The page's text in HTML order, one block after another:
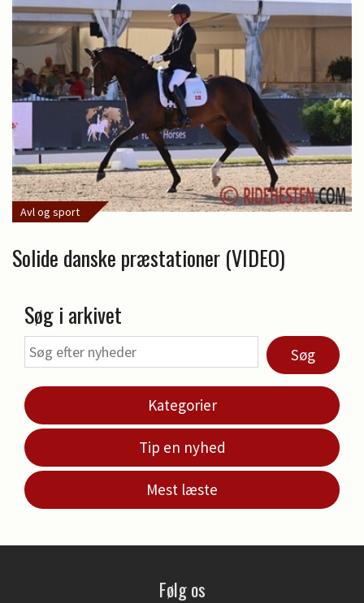
Avl og sport
Solide danske præstationer (VIDEO)
Søg i arkivet
Søg
Kategorier
Tip en nyhed
Mest læste
Følg os